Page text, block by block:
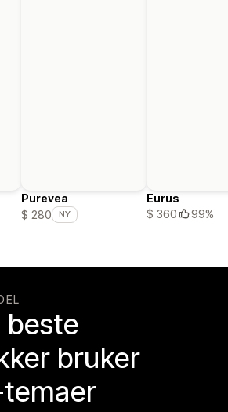
Purevea
$ 280
NY
Eurus
$ 360
99%
beste
bruker